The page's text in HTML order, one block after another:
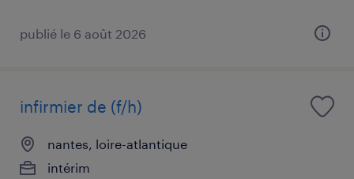
publié le 6 août 2026
infirmier de (f/h)
nantes, loire-atlantique
intérim